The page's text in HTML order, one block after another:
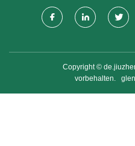
Copyright ©
vorbehalten.